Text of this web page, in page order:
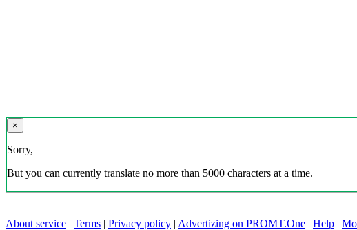
×
Sorry,
But you can currently translate no more than 5000 characters at a time.
About service | Terms | Privacy policy | Advertizing on PROMT.One | Help |